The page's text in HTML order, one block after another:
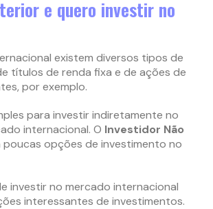
e quero investir no
existem diversos tipos de
títulos de renda fixa e de ações de
por exemplo.
para investir indiretamente no
internacional. O Investidor Não
poucas opções de investimento no
investir no mercado internacional
interessantes de investimentos.